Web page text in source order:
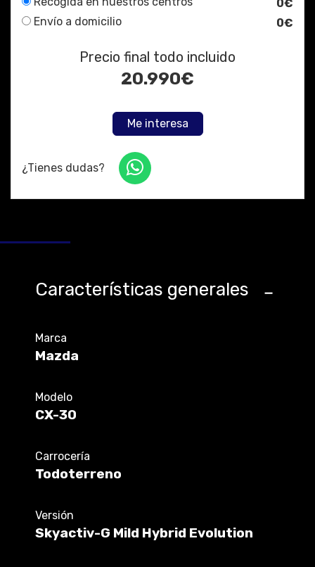
0€
Envío a domicilio
0€
Precio final todo incluido
20.990€
Me interesa
¿Tienes dudas?
Características generales
Marca
Mazda
Modelo
CX-30
Carrocería
Todoterreno
Versión
Skyactiv-G Mild Hybrid Evolution